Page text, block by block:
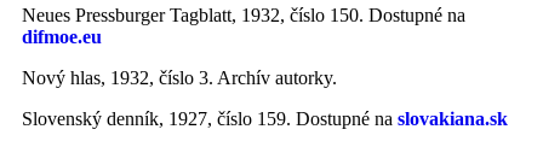
Neues Pressburger Tagblatt, 1932, číslo 150. Dostupné na
difmoe.eu
Nový hlas, 1932, číslo 3. Archív autorky.
Slovenský denník, 1927, číslo 159. Dostupné na slovakiana.sk